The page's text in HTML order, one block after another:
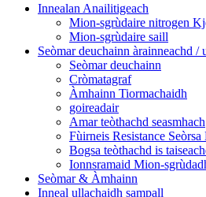
Innealan Anailitigeach
Mion-sgrùdaire nitrogen
Mion-sgrùdaire saill
Seòmar deuchainn àrainneachd /
Seòmar deuchainn
Cròmatagraf
Àmhainn Tiormachaidh
goireadair
Amar teòthachd seasmhach
Fùirneis Resistance Seòrsa
Bogsa teòthachd is
Ionnsramaid Mion-
Seòmar & Àmhainn
Inneal ullachaidh sampall